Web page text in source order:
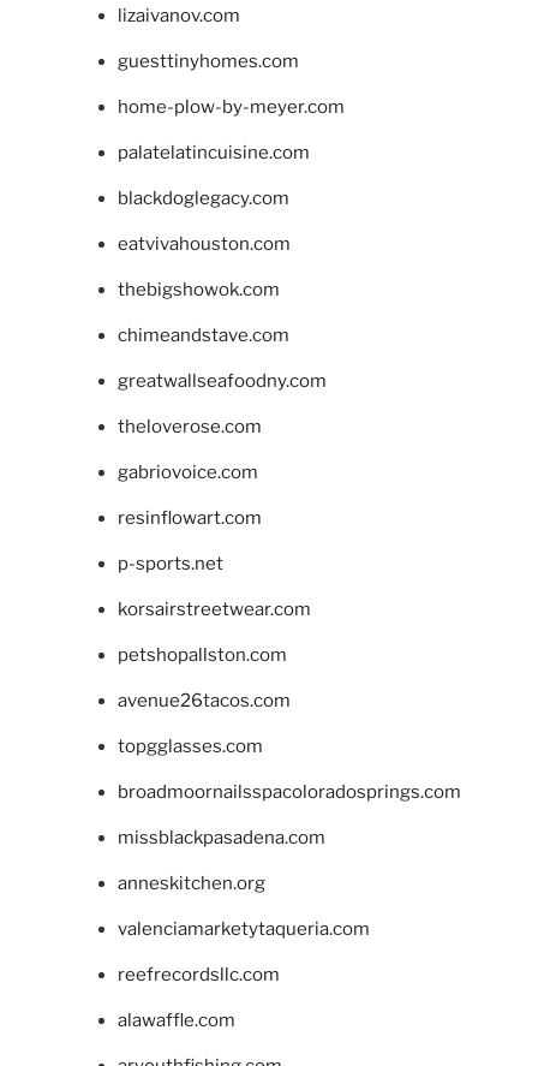
lizaivanov.com
guesttinyhomes.com
home-plow-by-meyer.com
palatelatincuisine.com
blackdoglegacy.com
eatvivahouston.com
thebigshowok.com
chimeandstave.com
greatwallseafoodny.com
theloverose.com
gabriovoice.com
resinflowart.com
p-sports.net
korsairstreetwear.com
petshopallston.com
avenue26tacos.com
topgglasses.com
broadmoornailsspacoloradosprings.com
missblackpasadena.com
anneskitchen.org
valenciamarketytaqueria.com
reefrecordsllc.com
alawaffle.com